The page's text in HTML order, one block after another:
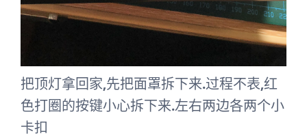
把顶灯拿回家,先把面罩拆下来.过程不表,红
色打圈的按键小心拆下来.左右两边各两个小
卡扣